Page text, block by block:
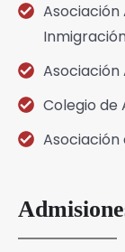
Asociación
Asociación
Colegio de
Asociación